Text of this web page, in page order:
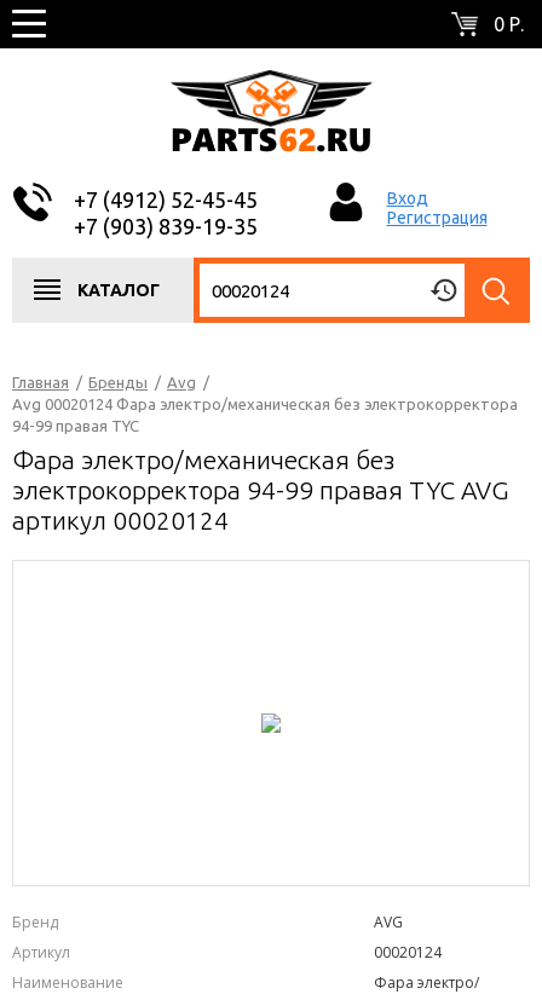
0 Р.
+7 (4912) 52-45-45
+7 (903) 839-19-35
Вход
Регистрация
КАТАЛОГ
Главная / Бренды / Avg /
Avg 00020124 Фара электро/механическая без электрокорректора
94-99 правая TYC
Фара электро/механическая без
электрокорректора 94-99 правая TYC AVG
артикул 00020124
Бренд
AVG
Артикул
00020124
Наименование
Фара электро/